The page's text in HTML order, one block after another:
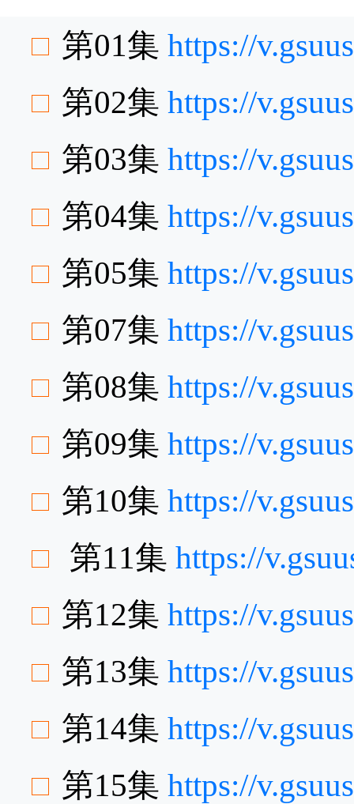
第01集 https://
第02集 https://
第03集 https://
第04集 https://
第05集 https://
第07集 https://
第08集 https://
第09集 https://
第10集 https://
第11集 https://
第12集 https://
第13集 https://
第14集 https://
第15集 https://